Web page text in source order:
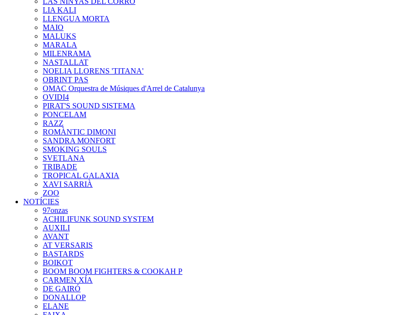
LIA KALI
LLENGUA MORTA
MAIO
MALUKS
MARALA
MILENRAMA
NASTALLAT
NOELIA LLORENS 'TITANA'
OBRINT PAS
OMAC Orquestra de Músiques d'Arrel de Catalunya
OVIDI4
PIRAT'S SOUND SISTEMA
PONCELAM
RAZZ
ROMÀNTIC DIMONI
SANDRA MONFORT
SMOKING SOULS
SVETLANA
TRIBADE
TROPICAL GALAXIA
XAVI SARRIÀ
ZOO
NOTÍCIES
97onzas
ACHILIFUNK SOUND SYSTEM
AUXILI
AVANT
AT VERSARIS
BASTARDS
BOIKOT
BOOM BOOM FIGHTERS & COOKAH P
CARMEN XÍA
DE GAIRÓ
DONALLOP
ELANE